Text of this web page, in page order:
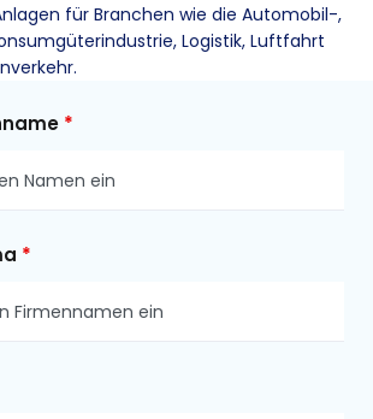
für Branchen wie die Automobil-,
Logistik, Luftfahrt
*
*